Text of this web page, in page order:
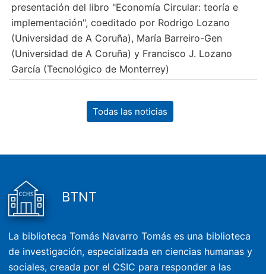
presentación del libro "Economía Circular: teoría e
implementación", coeditado por Rodrigo Lozano
(Universidad de A Coruña), María Barreiro-Gen
(Universidad de A Coruña) y Francisco J. Lozano
García (Tecnológico de Monterrey)
Todas las noticias
BTNT
La biblioteca Tomás Navarro Tomás es una biblioteca
de investigación, especializada en ciencias humanas y
sociales, creada por el CSIC para responder a las